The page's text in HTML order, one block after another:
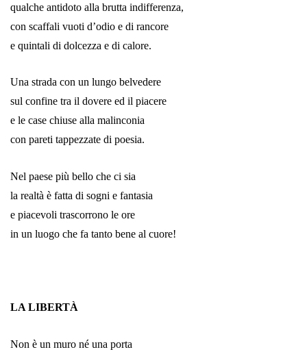
qualche antidoto alla brutta indifferenza,
con scaffali vuoti d’odio e di rancore
e quintali di dolcezza e di calore.
Una strada con un lungo belvedere
sul confine tra il dovere ed il piacere
e le case chiuse alla malinconia
con pareti tappezzate di poesia.
Nel paese più bello che ci sia
la realtà è fatta di sogni e fantasia
e piacevoli trascorrono le ore
in un luogo che fa tanto bene al cuore!
LA LIBERTÀ
Non è un muro né una porta